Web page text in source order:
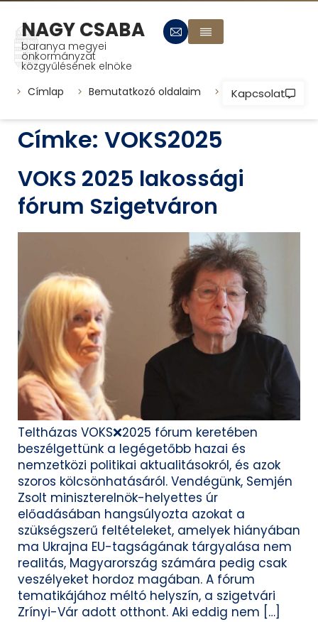
NAGY CSABA
baranya megyei
önkormányzat
közgyűlésének elnöke
Címlap
Bemutatkozó oldalaim Települések
Kapcsolat
Címke: VOKS2025
VOKS 2025 lakossági
fórum Szigetváron
Teltházas VOKS️❌️2025 fórum keretében
beszélgettünk a legégetőbb hazai és
nemzetközi politikai aktualitásokról, és azok
szoros kölcsönhatásáról. Vendégünk, Semjén
Zsolt miniszterelnök-helyettes úr
előadásában hangsúlyozta azokat a
szükségszerű feltételeket, amelyek hiányában
ma Ukrajna EU-tagságának tárgyalása nem
realitás, Magyarország számára pedig csak
veszélyeket hordoz magában. A fórum
tematikájához méltó helyszín, a szigetvári
Zrínyi-Vár adott otthont. Aki eddig nem […]